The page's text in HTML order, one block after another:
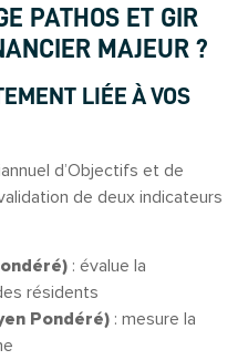
PATHOS ET GIR
MAJEUR ?
LIÉE À VOS
d’Objectifs et de
de deux indicateurs
: évalue la
résidents
Pondéré) : mesure la